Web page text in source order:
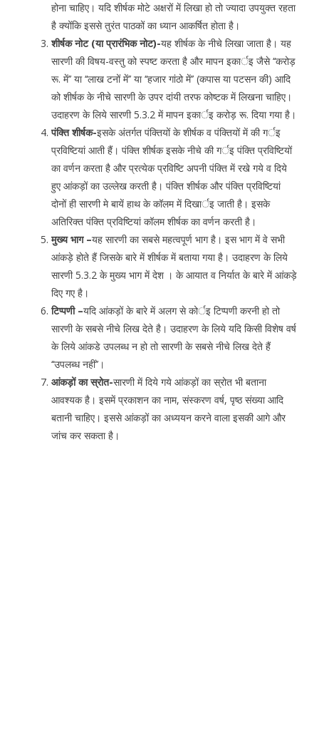
होना चाहिए। यदि शीर्षक मोटे अक्षरों में लिखा हो तो ज्यादा उपयुक्त रहता
है क्योंकि इससे तुरंत पाठकों का ध्यान आकर्षित होता है।
शीर्षक नोट (या प्रारंभिक नोट)-यह शीर्षक के नीचे लिखा जाता है। यह
सारणी की विषय-वस्तु को स्पष्ट करता है और मापन इकार्इ जैसे ‘‘करोड़
रू. में’’ या ‘‘लाख टनों में’’ या ‘‘हजार गांठो में’’ (कपास या पटसन की) आदि
को शीर्षक के नीचे सारणी के उपर दांयी तरफ कोष्टक में लिखना चाहिए।
उदाहरण के लिये सारणी 5.3.2 में मापन इकार्इ करोड़ रू. दिया गया है।
पंक्ति शीर्षक-इसके अंतर्गत पंक्तियों के शीर्षक व पंक्तियों में की गर्इ
प्रविष्टियां आती हैं। पंक्ति शीर्षक इसके नीचे की गर्इ पंक्ति प्रविष्टियों
का वर्णन करता है और प्रत्येक प्रविष्टि अपनी पंक्ति में रखे गये व दिये
हुए आंकड़ों का उल्लेख करती है। पंक्ति शीर्षक और पंक्ति प्रविष्टियां
दोनों ही सारणी मे बायें हाथ के कॉलम में दिखार्इ जाती है। इसके
अतिरिक्त पंक्ति प्रविष्टियां कॉलम शीर्षक का वर्णन करती है।
मुख्य भाग –यह सारणी का सबसे महत्वपूर्ण भाग है। इस भाग में वे सभी
आंकड़े होते हैं जिसके बारे में शीर्षक में बताया गया है। उदाहरण के लिये
सारणी 5.3.2 के मुख्य भाग में देश । के आयात व निर्यात के बारे में आंकड़े
दिए गए है।
टिप्पणी –यदि आंकड़ों के बारे में अलग से कोर्इ टिप्पणी करनी हो तो
सारणी के सबसे नीचे लिख देते है। उदाहरण के लिये यदि किसी विशेष वर्ष
के लिये आंकडे उपलब्ध न हो तो सारणी के सबसे नीचे लिख देते हैं
‘‘उपलब्ध नहीं’’।
आंकड़ों का स्रोत-सारणी में दिये गये आंकड़ों का स्रोत भी बताना
आवश्यक है। इसमें प्रकाशन का नाम, संस्करण वर्ष, पृष्ठ संख्या आदि
बतानी चाहिए। इससे आंकड़ों का अध्ययन करने वाला इसकी आगे और
जांच कर सकता है।